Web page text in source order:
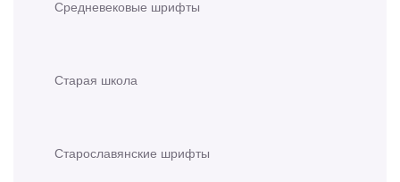
Средневековые шрифты
Старая школа
Старославянские шрифты